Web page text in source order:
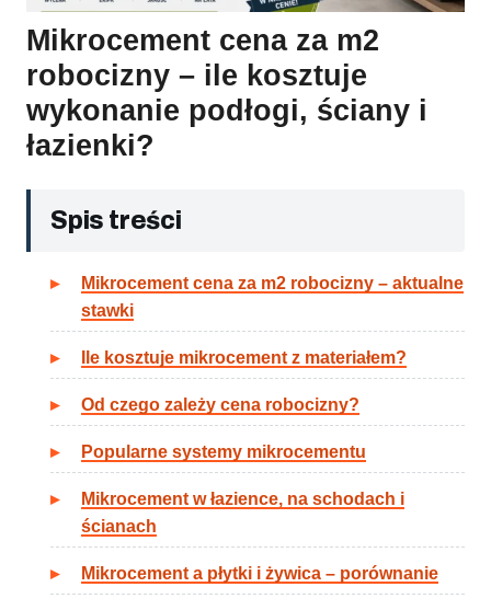
Mikrocement cena za m2
robocizny – ile kosztuje
wykonanie podłogi, ściany i
łazienki?
Spis treści
Mikrocement cena za m2 robocizny – aktualne
stawki
Ile kosztuje mikrocement z materiałem?
Od czego zależy cena robocizny?
Popularne systemy mikrocementu
Mikrocement w łazience, na schodach i
ścianach
Mikrocement a płytki i żywica – porównanie